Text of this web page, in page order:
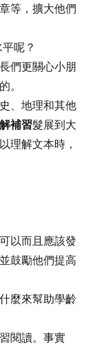
等，擴大他們
呢？
們更關心小朋
。
、地理和其他
補習髮展到大
理解文本時，
以而且應該發
鼓勵他們提高
麼來幫助學齡
閱讀。事實